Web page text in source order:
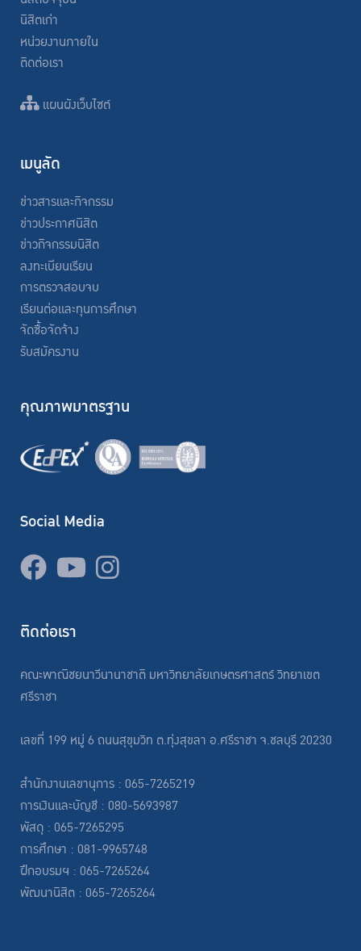
นิสิตเก่า
หน่วยงานภายใน
ติดต่อเรา
แผนผังเว็บไซต์
เมนูลัด
ข่าวสารและกิจกรรม
ข่าวประกาศนิสิต
ข่าวกิจกรรมนิสิต
ลงทะเบียนเรียน
การตรวจสอบจบ
เรียนต่อและทุนการศึกษา
จัดซื้อจัดจ้าง
รับสมัครงาน
คุณภาพมาตรฐาน
Social Media
ติดต่อเรา
คณะพาณิชยนาวีนานาชาติ มหาวิทยาลัยเกษตรศาสตร์ วิทยาเขต
ศรีราชา
เลขที่ 199 หมู่ 6 ถนนสุขุมวิท ต.ทุ่งสุขลา อ.ศรีราชา จ.ชลบุรี 20230
สำนักงานเลขานุการ : 065-7265219
การเงินและบัญชี : 080-5693987
พัสดุ : 065-7265295
การศึกษา : 081-9965748
ฝึกอบรมฯ : 065-7265264
พัฒนานิสิต : 065-7265264